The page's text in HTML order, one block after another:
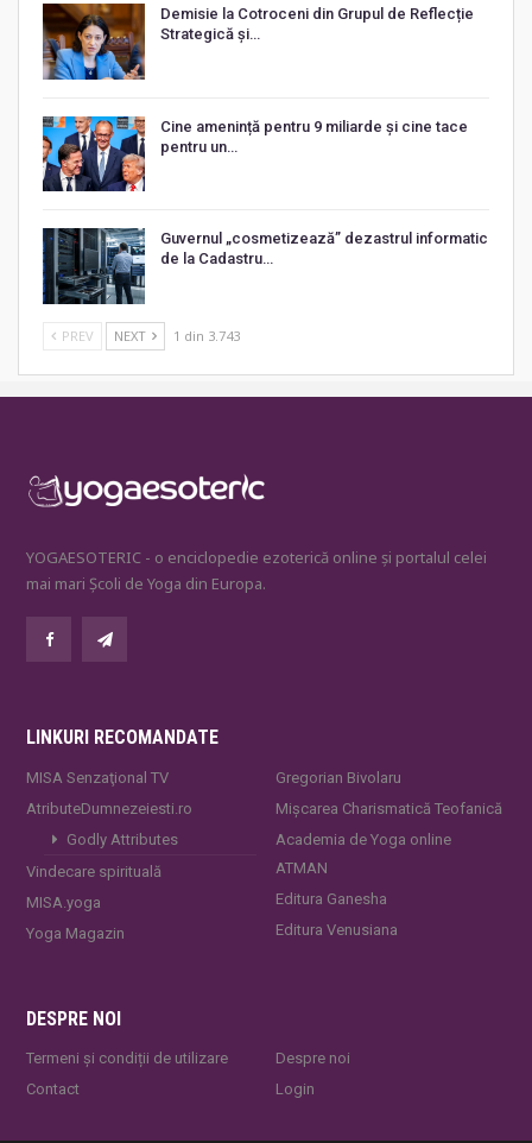
Demisie la Cotroceni din Grupul de Reflecție
Strategică și…
Cine amenință pentru 9 miliarde și cine tace
pentru un…
Guvernul „cosmetizează” dezastrul informatic
de la Cadastru…
PREV NEXT 1 din 3.743
YOGAESOTERIC - o enciclopedie ezoterică online și portalul celei
mai mari Școli de Yoga din Europa.
LINKURI RECOMANDATE
MISA Senzaţional TV
AtributeDumnezeiesti.ro
Godly Attributes
Vindecare spirituală
MISA.yoga
Yoga Magazin
Gregorian Bivolaru
Mișcarea Charismatică Teofanică
Academia de Yoga online
ATMAN
Editura Ganesha
Editura Venusiana
DESPRE NOI
Termeni și condiții de utilizare
Contact
Despre noi
Login